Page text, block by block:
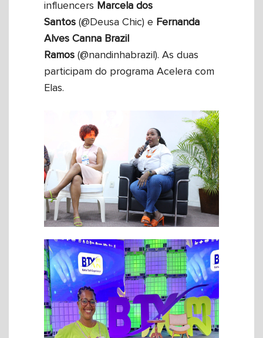
influencers Marcela dos
Santos (@Deusa Chic) e Fernanda
Alves Canna Brazil
Ramos (@nandinhabrazil). As duas
participam do programa Acelera com
Elas.